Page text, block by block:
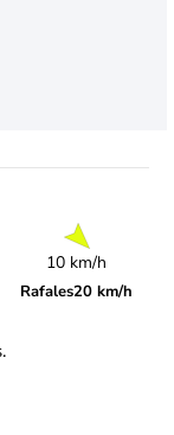
10 km/h
Rafales20 km/h